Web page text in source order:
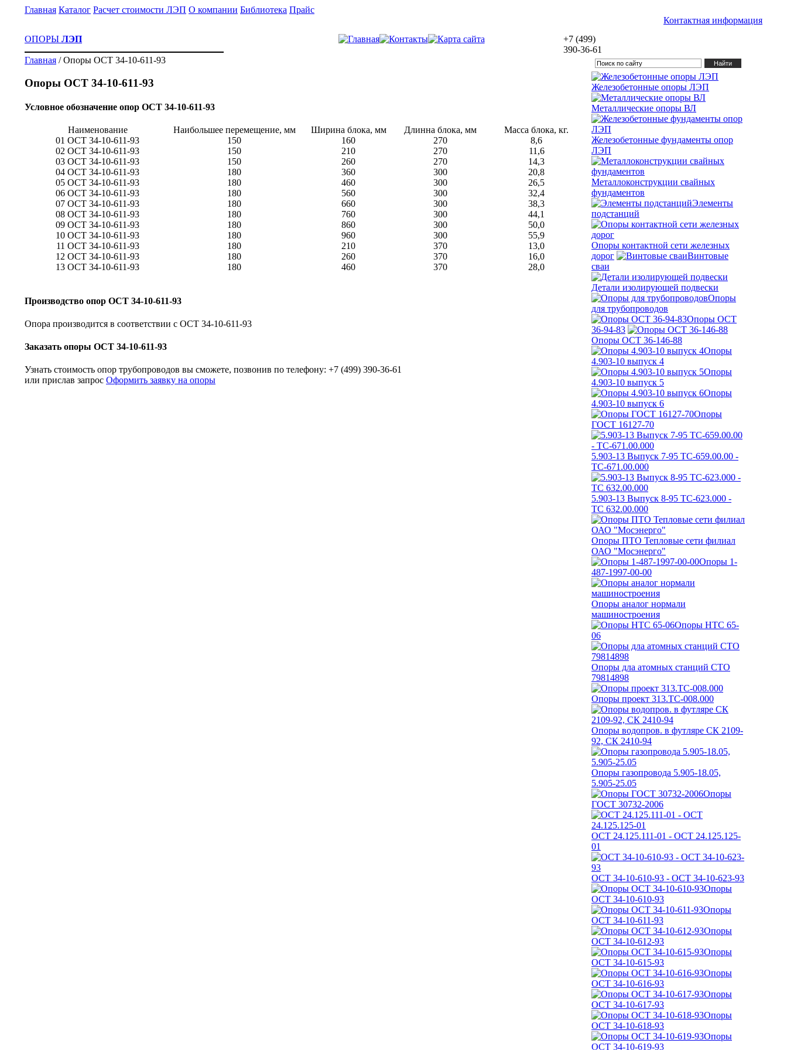
Главная Каталог Расчет стоимости ЛЭП О компании Библиотека Прайс
Контактная информация
ОПОРЫ ЛЭП
+7 (499)
390-36-61
Главная / Опоры ОСТ 34-10-611-93
Опоры ОСТ 34-10-611-93
Условное обозначение опор ОСТ 34-10-611-93
Наименование Наибольшее перемещение, мм Ширина блока, мм Длинна блока, мм
Масса блока, кг.
01 ОСТ 34-10-611-93
150 160 270
8,6
02 ОСТ 34-10-611-93
150 210 270
11,6
03 ОСТ 34-10-611-93
150 260 270
14,3
04 ОСТ 34-10-611-93
180 360 300
20,8
05 ОСТ 34-10-611-93
180 460 300
26,5
06 ОСТ 34-10-611-93
180 560 300
32,4
07 ОСТ 34-10-611-93
180 660 300
38,3
08 ОСТ 34-10-611-93
180 760 300
44,1
09 ОСТ 34-10-611-93
180 860 300
50,0
10 ОСТ 34-10-611-93
180 960 300
55,9
11 ОСТ 34-10-611-93
180 210 370
13,0
12 ОСТ 34-10-611-93
180 260 370
16,0
13 ОСТ 34-10-611-93
180 460 370 28,0
Производство опор ОСТ 34-10-611-93
Опора производится в соответствии с ОСТ 34-10-611-93
Заказать опоры ОСТ 34-10-611-93
Узнать стоимость опор трубопроводов вы cможете, позвонив по телефону: +7 (499) 390-36-61
или прислав запрос Оформить заявку на опоры
Железобетонные опоры ЛЭП
Металлические опоры ВЛ
Железобетонные фундаменты опор
ЛЭП
Металлоконструкции свайных
фундаментов
Элементы
подстанций
Опоры контактной сети железных
дорог
Винтовые
сваи
Детали изолирующей подвески
Опоры
для трубопроводов
Опоры ОСТ
36-94-83
Опоры ОСТ 36-146-88
Опоры
4.903-10 выпуск 4
Опоры
4.903-10 выпуск 5
Опоры
4.903-10 выпуск 6
Опоры
ГОСТ 16127-70
5.903-13 Выпуск 7-95 ТС-659.00.00 -
ТС-671.00.000
5.903-13 Выпуск 8-95 ТС-623.000 -
ТС 632.00.000
Опоры ПТО Тепловые сети филиал
ОАО "Мосэнерго"
Опоры 1-
487-1997-00-00
Опоры аналог нормали
машиностроения
Опоры НТС 65-
06
Опоры дла атомных станций СТО
79814898
Опоры проект 313.ТС-008.000
Опоры водопров. в футляре СК 2109-
92, СК 2410-94
Опоры газопровода 5.905-18.05,
5.905-25.05
Опоры
ГОСТ 30732-2006
ОСТ 24.125.111-01 - ОСТ 24.125.125-
01
ОСТ 34-10-610-93 - ОСТ 34-10-623-93
Опоры
ОСТ 34-10-610-93
Опоры
ОСТ 34-10-611-93
Опоры
ОСТ 34-10-612-93
Опоры
ОСТ 34-10-615-93
Опоры
ОСТ 34-10-616-93
Опоры
ОСТ 34-10-617-93
Опоры
ОСТ 34-10-618-93
Опоры
ОСТ 34-10-619-93